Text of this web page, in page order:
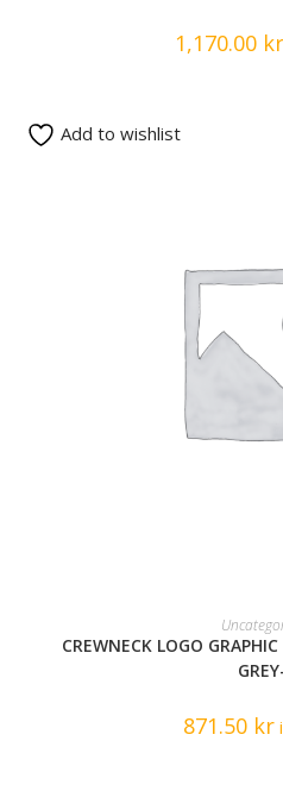
1,170.00 kr
READ
CREWNECK LOGO
871.50 kr
Add to wishlist